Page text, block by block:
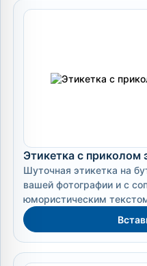
Этикетка с приколом
Шуточная этикетка на
вашей фотографии и с
юмористическим